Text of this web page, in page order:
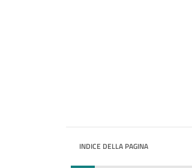
INDICE DELLA PAGINA